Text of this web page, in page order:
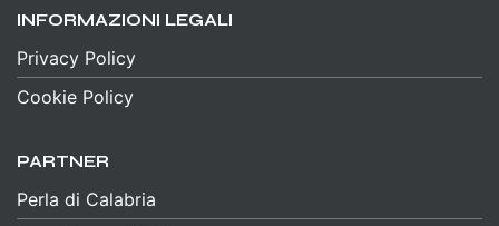
INFORMAZIONI LEGALI
Privacy Policy
Cookie Policy
PARTNER
Perla di Calabria